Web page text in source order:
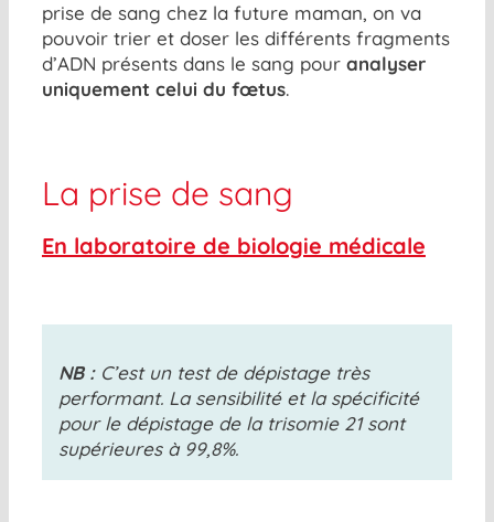
prise de sang chez la future maman, on va
pouvoir trier et doser les différents fragments
d’ADN présents dans le sang pour analyser
uniquement celui du fœtus.
La prise de sang
En laboratoire de biologie médicale
NB :C’est un test de dépistage très
performant. La sensibilité et la spécificité
pour le dépistage de la trisomie 21 sont
supérieures à 99,8%.